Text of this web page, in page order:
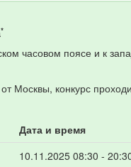
*
часовом поясе и к
Москвы, конкурс
Дата и время
10.11.2025 08:30 -